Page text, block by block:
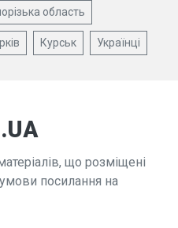
область
Курськ Українці
що розміщені
умови посилання на